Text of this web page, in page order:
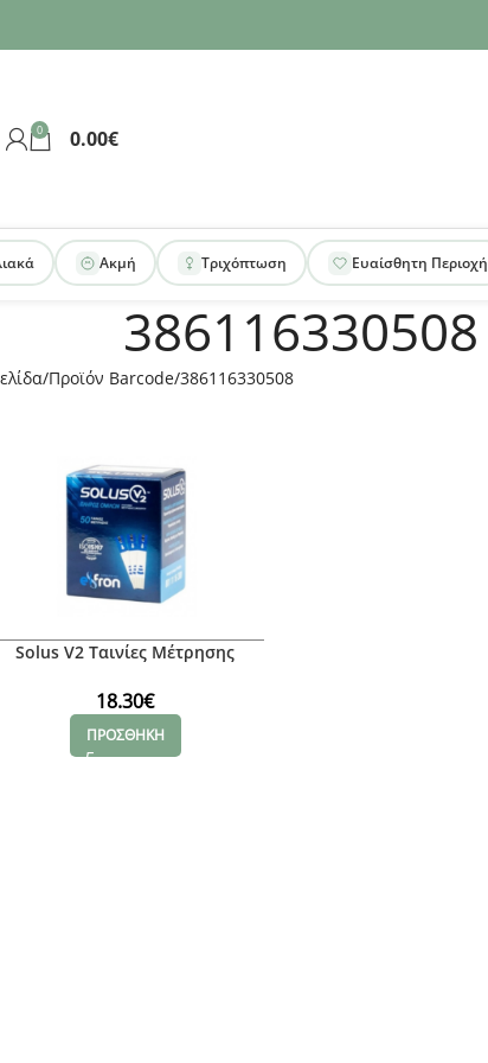
0 0.00€
Ακμή Τριχόπτωση Ευαίσθητη Περιοχή
386116330508
Προϊόν Barcode 386116330508
Solus V2 Ταινίες Μέτρησης
18.30€
ΠΡΟΣΘΗΚΗ